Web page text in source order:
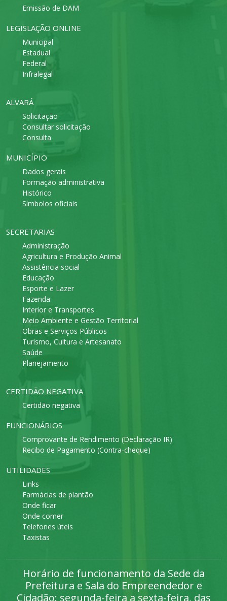
Emissão de DAM
LEGISLAÇÃO ONLINE
Municipal
Estadual
Federal
Infralegal
ALVARÁ
Solicitação
Consultar solicitação
Consulta
MUNICÍPIO
Dados gerais
Formação administrativa
Histórico
Símbolos oficiais
SECRETARIAS
Administração
Agricultura e Produção Animal
Assistência social
Educação
Esporte e Lazer
Fazenda
Interior e Transportes
Meio Ambiente e Gestão Territorial
Obras e Serviços Públicos
Turismo, Cultura e Artesanato
Saúde
Planejamento
CERTIDÃO NEGATIVA
Certidão negativa
FUNCIONÁRIOS
Comprovante de Rendimento (Declaração IR)
Recibo de Pagamento (Contra-cheque)
UTILIDADES
Links
Farmácias de plantão
Onde ficar
Onde comer
Telefones úteis
Taxistas
Horário de funcionamento da Sede da
Prefeitura e Sala do Empreendedor e
Cidadão: segunda-feira a sexta-feira, das